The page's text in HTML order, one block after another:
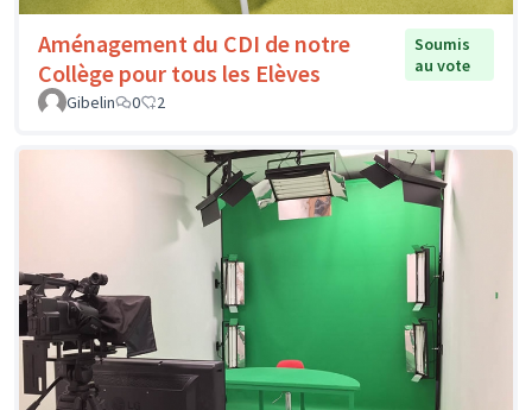
Aménagement du CDI de notre
Collège pour tous les Elèves
Soumis
au vote
Gibelin
0 2